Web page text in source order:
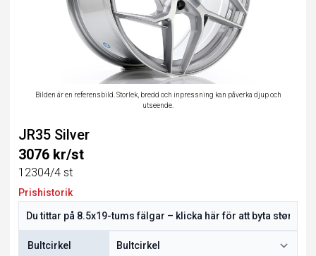
Bilden är en referensbild. Storlek, bredd och inpressning kan påverka djup och
utseende.
JR35 Silver
3076 kr/st
12304/4 st
Prishistorik
Bultcirkel